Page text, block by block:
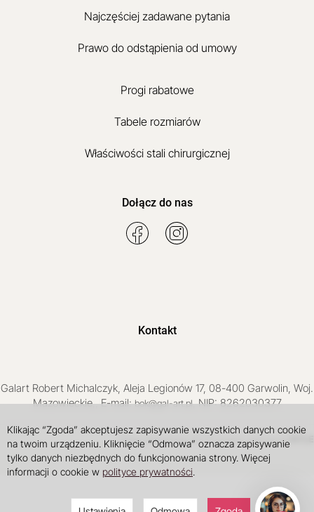
Najczęściej zadawane pytania
Prawo do odstąpienia od umowy
Progi rabatowe
Tabele rozmiarów
Właściwości stali chirurgicznej
Dołącz do nas
Kontakt
Galart Robert Michalczyk, Aleja Legionów 17, 08-400 Garwolin, Woj.
Mazowieckie,, E-mail:bok@gal-art.pl, NIP: 8262030377
Sklep internetowy SOTE projekt i wdrożenie
Klikając “Zgoda” akceptujesz zapisywanie wszystkich danych cookie
na twoim urządzeniu. Kliknięcie “Odmowa” oznacza zapisywanie
tylko danych niezbędnych do funkcjonowania strony. Więcej
informacji o cookie w polityce prywatności.